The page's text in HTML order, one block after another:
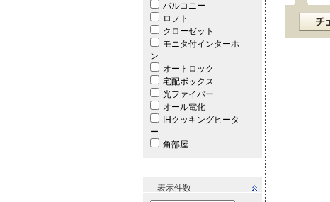
バルコニー
ロフト
クローゼット
モニタ付インターホ
ン
オートロック
宅配ボックス
光ファイバー
オール電化
IHクッキングヒータ
ー
角部屋
表示件数